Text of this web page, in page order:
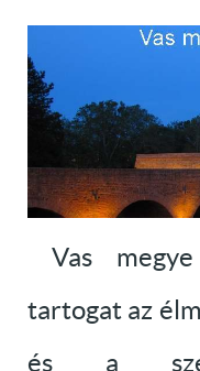
Vas
tartogat az
és a